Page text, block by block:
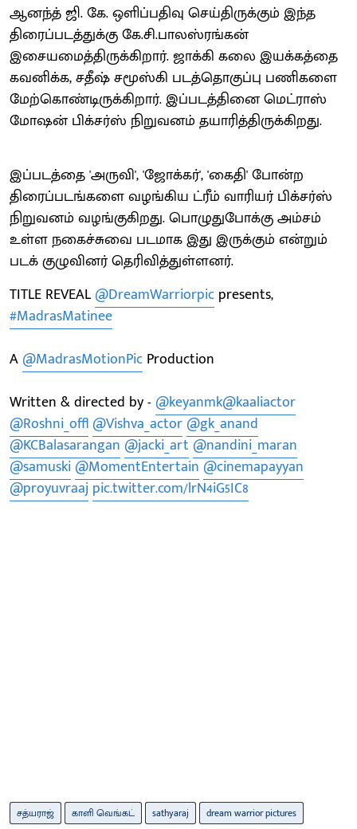
ஆனந்த் ஜி. கே. ஒளிப்பதிவு செய்திருக்கும் இந்த
திரைப்படத்துக்கு கே.சி.பாலஸ்ரங்கன்
இசையமைத்திருக்கிறார். ஜாக்கி கலை இயக்கத்தை
கவனிக்க, சதீஷ் சமூஸ்கி படத்தொகுப்பு பணிகளை
மேற்கொண்டிருக்கிறார். இப்படத்தினை மெட்ராஸ்
மோஷன் பிக்சர்ஸ் நிறுவனம் தயாரித்திருக்கிறது.
இப்படத்தை 'அருவி', 'ஜோக்கர்', 'கைதி' போன்ற
திரைப்படங்களை வழங்கிய ட்ரீம் வாரியர் பிக்சர்ஸ்
நிறுவனம் வழங்குகிறது. பொழுதுபோக்கு அம்சம்
உள்ள நகைச்சுவை படமாக இது இருக்கும் என்றும்
படக் குழுவினர் தெரிவித்துள்ளனர்.
TITLE REVEAL @DreamWarriorpic presents,
#MadrasMatinee
A @MadrasMotionPic Production
Written & directed by - @keyanmk@kaaliactor
@Roshni_offl @Vishva_actor @gk_anand
@KCBalasarangan @jacki_art @nandini_maran
@samuski @MomentEntertain @cinemapayyan
@proyuvraaj pic.twitter.com/lrN4iG5IC8
சத்யராஜ் காளி வெங்கட் sathyaraj dream warrior pictures